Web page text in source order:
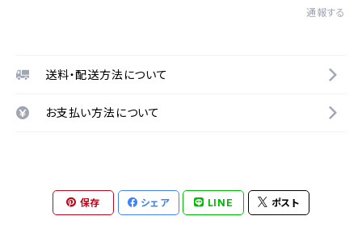
通報する
送料・配送方法について
お支払い方法について
保存 シェア LINE ポスト